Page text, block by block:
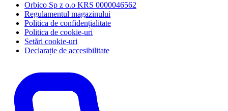
Orbico Sp z o.o KRS 0000046562
Regulamentul magazinului
Politica de confidențialitate
Politica de cookie-uri
Setări cookie-uri
Declarație de accesibilitate